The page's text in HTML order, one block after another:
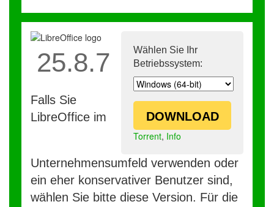
Wählen Sie Ihr
Betriebssystem:
DOWNLOAD
Torrent, Info
25.8.7
Falls Sie
LibreOffice im
Unternehmensumfeld verwenden oder
ein eher konservativer Benutzer sind,
wählen Sie bitte diese Version. Für die